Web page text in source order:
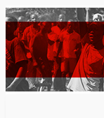
Zum
Inhalt
springen